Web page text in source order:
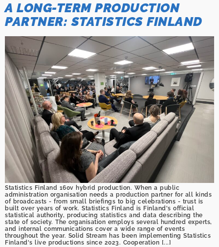
A LONG-TERM PRODUCTION
PARTNER: STATISTICS FINLAND
Statistics Finland 160v hybrid production. When a public
administration organisation needs a production partner for all kinds
of broadcasts - from small briefings to big celebrations - trust is
built over years of work. Statistics Finland is Finland's official
statistical authority, producing statistics and data describing the
state of society. The organisation employs several hundred experts,
and internal communications cover a wide range of events
throughout the year. Solid Stream has been implementing Statistics
Finland's live productions since 2023. Cooperation [...]